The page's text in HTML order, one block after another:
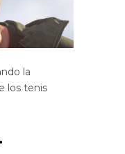
la
los tenis